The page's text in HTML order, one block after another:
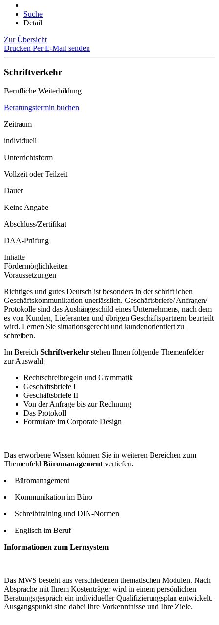
Suche
Detail
Zur Übersicht
Drucken Per E-Mail senden
Schriftverkehr
Berufliche Weiterbildung
Beratungstermin buchen
Zeitraum
individuell
Unterrichtsform
Vollzeit oder Teilzeit
Dauer
Keine Angabe
Abschluss/Zertifikat
DAA-Prüfung
Inhalte
Fördermöglichkeiten
Voraussetzungen
Richtiges und gutes Deutsch ist besonders in der schriftlichen
Geschäftskommunikation unerlässlich. Geschäftsbriefe/ Anfragen/
Protokolle sind das Aushängeschild eines Unternehmens, nach dem
es von Kunden, Lieferanten und übrigen Geschäftspartnern beurteilt
wird. Lernen Sie situationsgerecht und kundenorientiert zu
schreiben.
Im Bereich Schriftverkehr stehen Ihnen folgende Themenfelder
zur Auswahl:
Rechtschreibregeln und Grammatik
Geschäftsbriefe I
Geschäftsbriefe II
Von der Anfrage bis zur Rechnung
Das Protokoll
Formulare im Corporate Design
Das erworbene Wissen können Sie in weiteren Bereichen zum
Themenfeld Büromanagementvertiefen:
Büromanagement
Kommunikation im Büro
Schreibtraining und DIN-Normen
Englisch im Beruf
Informationen zum Lernsystem
Das MWS besteht aus verschiedenen thematischen Modulen. Nach
Absprache mit Ihrem Kostenträger wird in einem persönlichen
Beratungsgespräch ein individueller Qualifizierungsplan entwickelt.
Ausgangspunkt sind dabei Ihre Vorkenntnisse und Ihre Ziele.